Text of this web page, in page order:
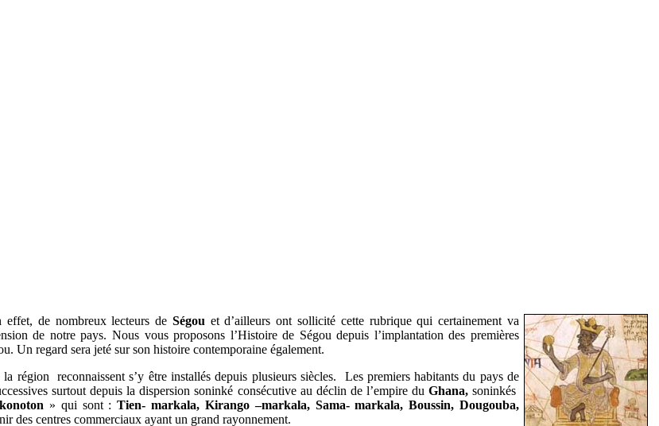
effet, de nombreux lecteurs de Ségou et d’ailleurs ont sollicité cette rubrique qui certainement va
de notre pays. Nous vous proposons l’Histoire de Ségou depuis l’implantation des premières
Un regard sera jeté sur son histoire contemporaine également.
région reconnaissent s’y être installés depuis plusieurs siècles. Les premiers habitants du pays de
surtout depuis la dispersion soninké consécutive au déclin de l’empire du Ghana,soninkés
» qui sont :Tien- markala, Kirango –markala, Sama- markala, Boussin, Dougouba,
des centres commerciaux ayant un grand rayonnement.